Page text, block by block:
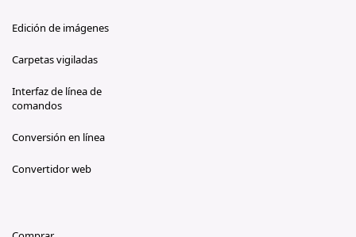
Edición de imágenes
Carpetas vigiladas
Interfaz de línea de
comandos
Conversión en línea
Convertidor web